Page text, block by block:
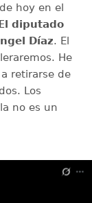
hoy en el
diputado
Díaz. El
He
retirarse de
Los
no es un